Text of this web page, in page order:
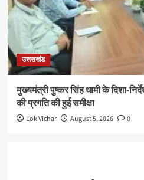
उत्तराखंड
मुख्यमंत्री पुष्कर सिंह धामी के दिशा-
की प्रगति की हुई समीक्षा
Lok Vichar August 5, 2026 0